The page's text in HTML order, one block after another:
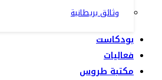
وثائق بريطانية
بودكاست
فعاليات
مكتبة طروس